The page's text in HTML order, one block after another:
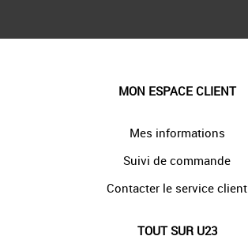
MON ESPACE CLIENT
Mes informations
Suivi de commande
Contacter le service client
TOUT SUR U23